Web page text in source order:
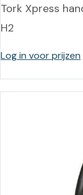
Tork Xpress
H2
Log in voor prijzen